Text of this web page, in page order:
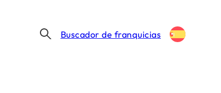
Buscador de franquicias